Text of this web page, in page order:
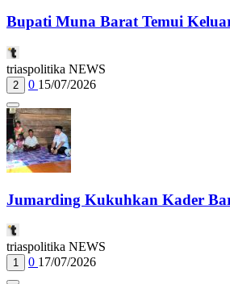
Bupati Muna Barat Temui
triaspolitika NEWS
2 0 15/07/2026
Jumarding Kukuhkan Kader
triaspolitika NEWS
1 0 17/07/2026